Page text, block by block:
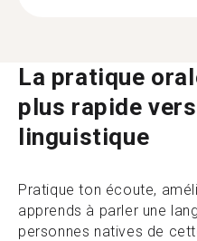
La pratique
plus rapide
linguistique
Pratique ton écoute,
apprends à parler une
personnes natives de